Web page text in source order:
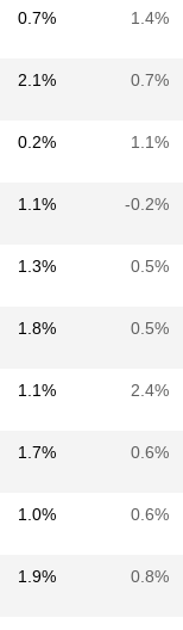
0.7% 1.4%
2.1% 0.7%
0.2% 1.1%
1.1% -0.2%
1.3% 0.5%
1.8% 0.5%
1.1% 2.4%
1.7% 0.6%
1.0% 0.6%
1.9% 0.8%